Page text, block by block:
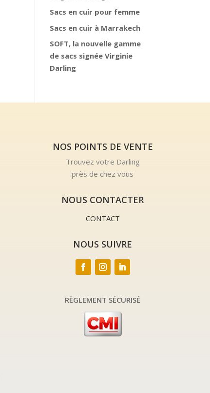
Sacs en cuir pour femme
Sacs en cuir à Marrakech
SOFT, la nouvelle gamme
de sacs signée Virginie
Darling
NOS POINTS DE VENTE
Trouvez votre Darling
près de chez vous
NOUS CONTACTER
CONTACT
NOUS SUIVRE
RÈGLEMENT SÉCURISÉ